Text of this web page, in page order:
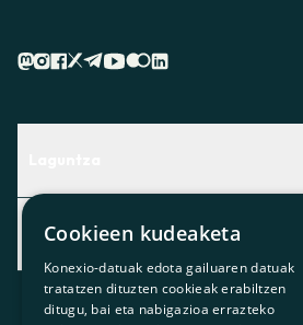
Centro de Ayuda
Aurkitu zerbitzurik egokiena zuretzat
Contacto
Albisteak
Albisteak
Bazkideen txokoa
Cookieen kudeaketa
Konexio-datuak edota gailuaren datuak
tratatzen dituzten cookieak erabiltzen
ditugu, bai eta nabigazioa errazteko